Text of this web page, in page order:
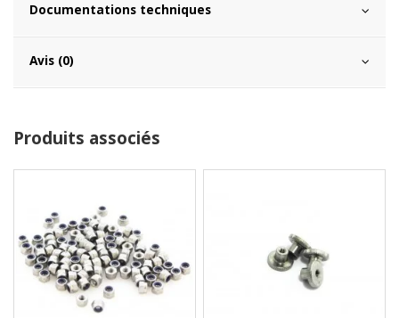
Documentations techniques
Avis (0)
Produits associés